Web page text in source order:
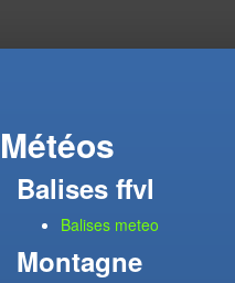
Météos
Balises ffvl
Balises meteo
Montagne